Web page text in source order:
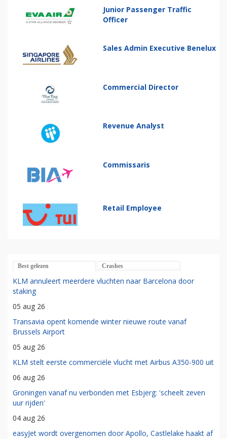
Junior Passenger Traffic
Officer
Sales Admin Executive Benelux
Commercial Director
Revenue Analyst
Commissaris
Retail Employee
Best gelezen Crashes
KLM annuleert meerdere vluchten naar Barcelona door
staking
05 aug 26
Transavia opent komende winter nieuwe route vanaf
Brussels Airport
05 aug 26
KLM stelt eerste commerciële vlucht met Airbus A350-900 uit
06 aug 26
Groningen vanaf nu verbonden met Esbjerg: 'scheelt zeven
uur rijden'
04 aug 26
easyJet wordt overgenomen door Apollo, Castlelake haakt af